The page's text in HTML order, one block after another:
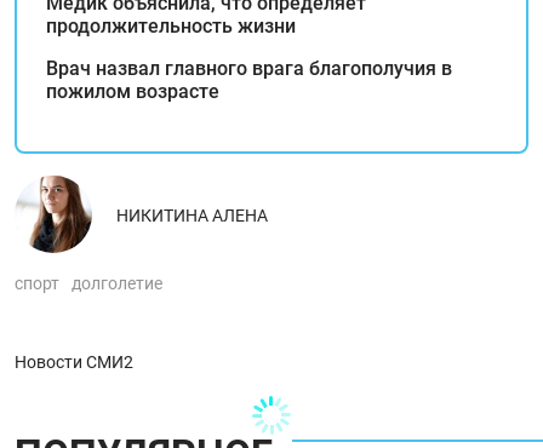
продолжительность жизни
Врач назвал главного врага благополучия в
пожилом возрасте
НИКИТИНА АЛЕНА
спорт долголетие
Новости СМИ2